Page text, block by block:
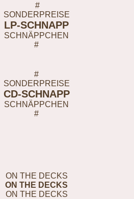
#
SONDERPREISE
LP-SCHNAPP
SCHNÄPPCHEN
#
#
SONDERPREISE
CD-SCHNAPP
SCHNÄPPCHEN
#
ON THE DECKS
ON THE DECKS
ON THE DECKS